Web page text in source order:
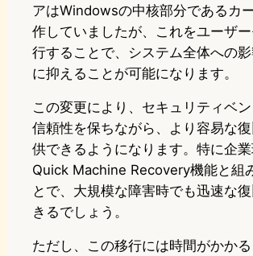
アはWindowsの中核部分であるカ
作していましたが、これをユーザ
行することで、システム全体への
に抑えることが可能になります。
この変更により、セキュリティベ
信頼性を保ちながら、より容易な
供できるようになります。特に企業
Quick Machine Recovery機能と組
とで、大規模な障害時でも迅速な
きるでしょう。
ただし、この移行には時間がかか